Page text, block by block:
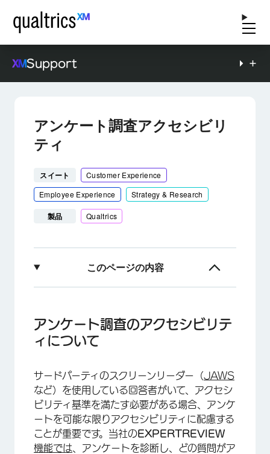
Support
アンケート調査アクセシビリ
ティ
スイート
Customer Experience
Employee Experience
Strategy & Research
製品 Qualtrics
このページの内容
質問タイプのアクセシビリティ
アクセシブルなアンケートの作成
アンケートのアクセシビリティ確認ツールの使用
アクセシブルなアンケートの要求
アンケート調査のアクセシビリテ
ィについて
サードパーティのスクリーンリーダー（JAWS
など）を使用している回答者がいて、アクセシ
ビリティ基準を満たす必要がある場合、アンケ
ートを可能な限りアクセシビリティに配慮する
ことが重要です。当社のEXPERTREVIEW
機能では 、アンケートを診断し、どの質問がア